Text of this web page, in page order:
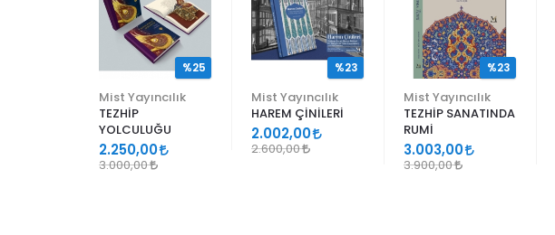
Mist Yayıncılık
TEZHİP
YOLCULUĞU
2.250,00
3.000,00
%25
Mist Yayıncılık
HAREM ÇİNİLERİ
2.002,00
2.600,00
%23
Mist Yayıncılık
TEZHİP SANATINDA
RUMİ
3.003,00
3.900,00
%23